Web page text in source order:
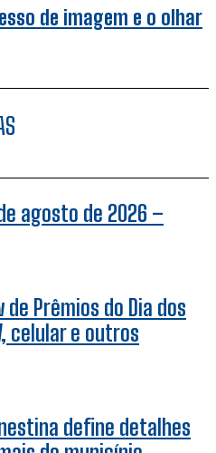
de imagem e o olhar
agosto de 2026 –
Prêmios do Dia dos
celular e outros
define detalhes